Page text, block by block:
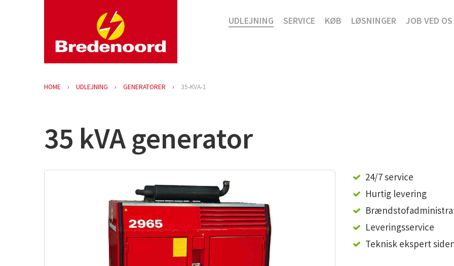
UDLEJNING SERVICE KØB LØSNINGER JOB VED OS
HOME UDLEJNING GENERATORER 35-KVA-1
35 kVA generator
24/7 service
Hurtig levering
Leveringsservice
Teknisk ekspert